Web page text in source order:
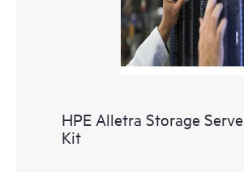
HPE Alletra Storage
Kit